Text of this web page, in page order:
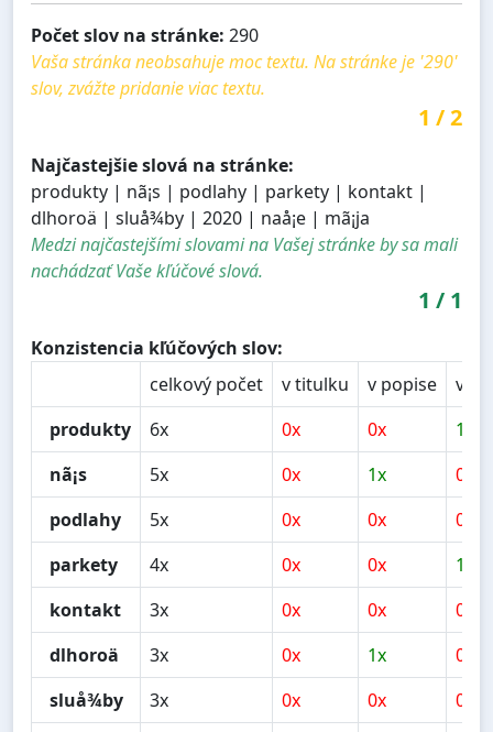
Počet slov na stránke: 290
Vaša stránka neobsahuje moc textu. Na stránke je '290'
slov, zvážte pridanie viac textu.
1 /2
Najčastejšie slová na stránke:
produkty | nã¡s | podlahy | parkety | kontakt |
dlhoroä | sluå¾by | 2020 | naå¡e | mã¡ja
Medzi najčastejšími slovami na Vašej stránke by sa mali
nachádzať Vaše kľúčové slová.
1 / 1
Konzistencia kľúčových slov:
celkový počet
v titulku v popise
v
produkty
6x 0x 0x
1x
nã¡s
5x 0x 1x
0x
podlahy
5x 0x 0x
0x
parkety
4x 0x 0x
1x
kontakt
3x 0x 0x
0x
dlhoroä
3x 0x 1x
0x
sluå¾by
3x 0x 0x
0x